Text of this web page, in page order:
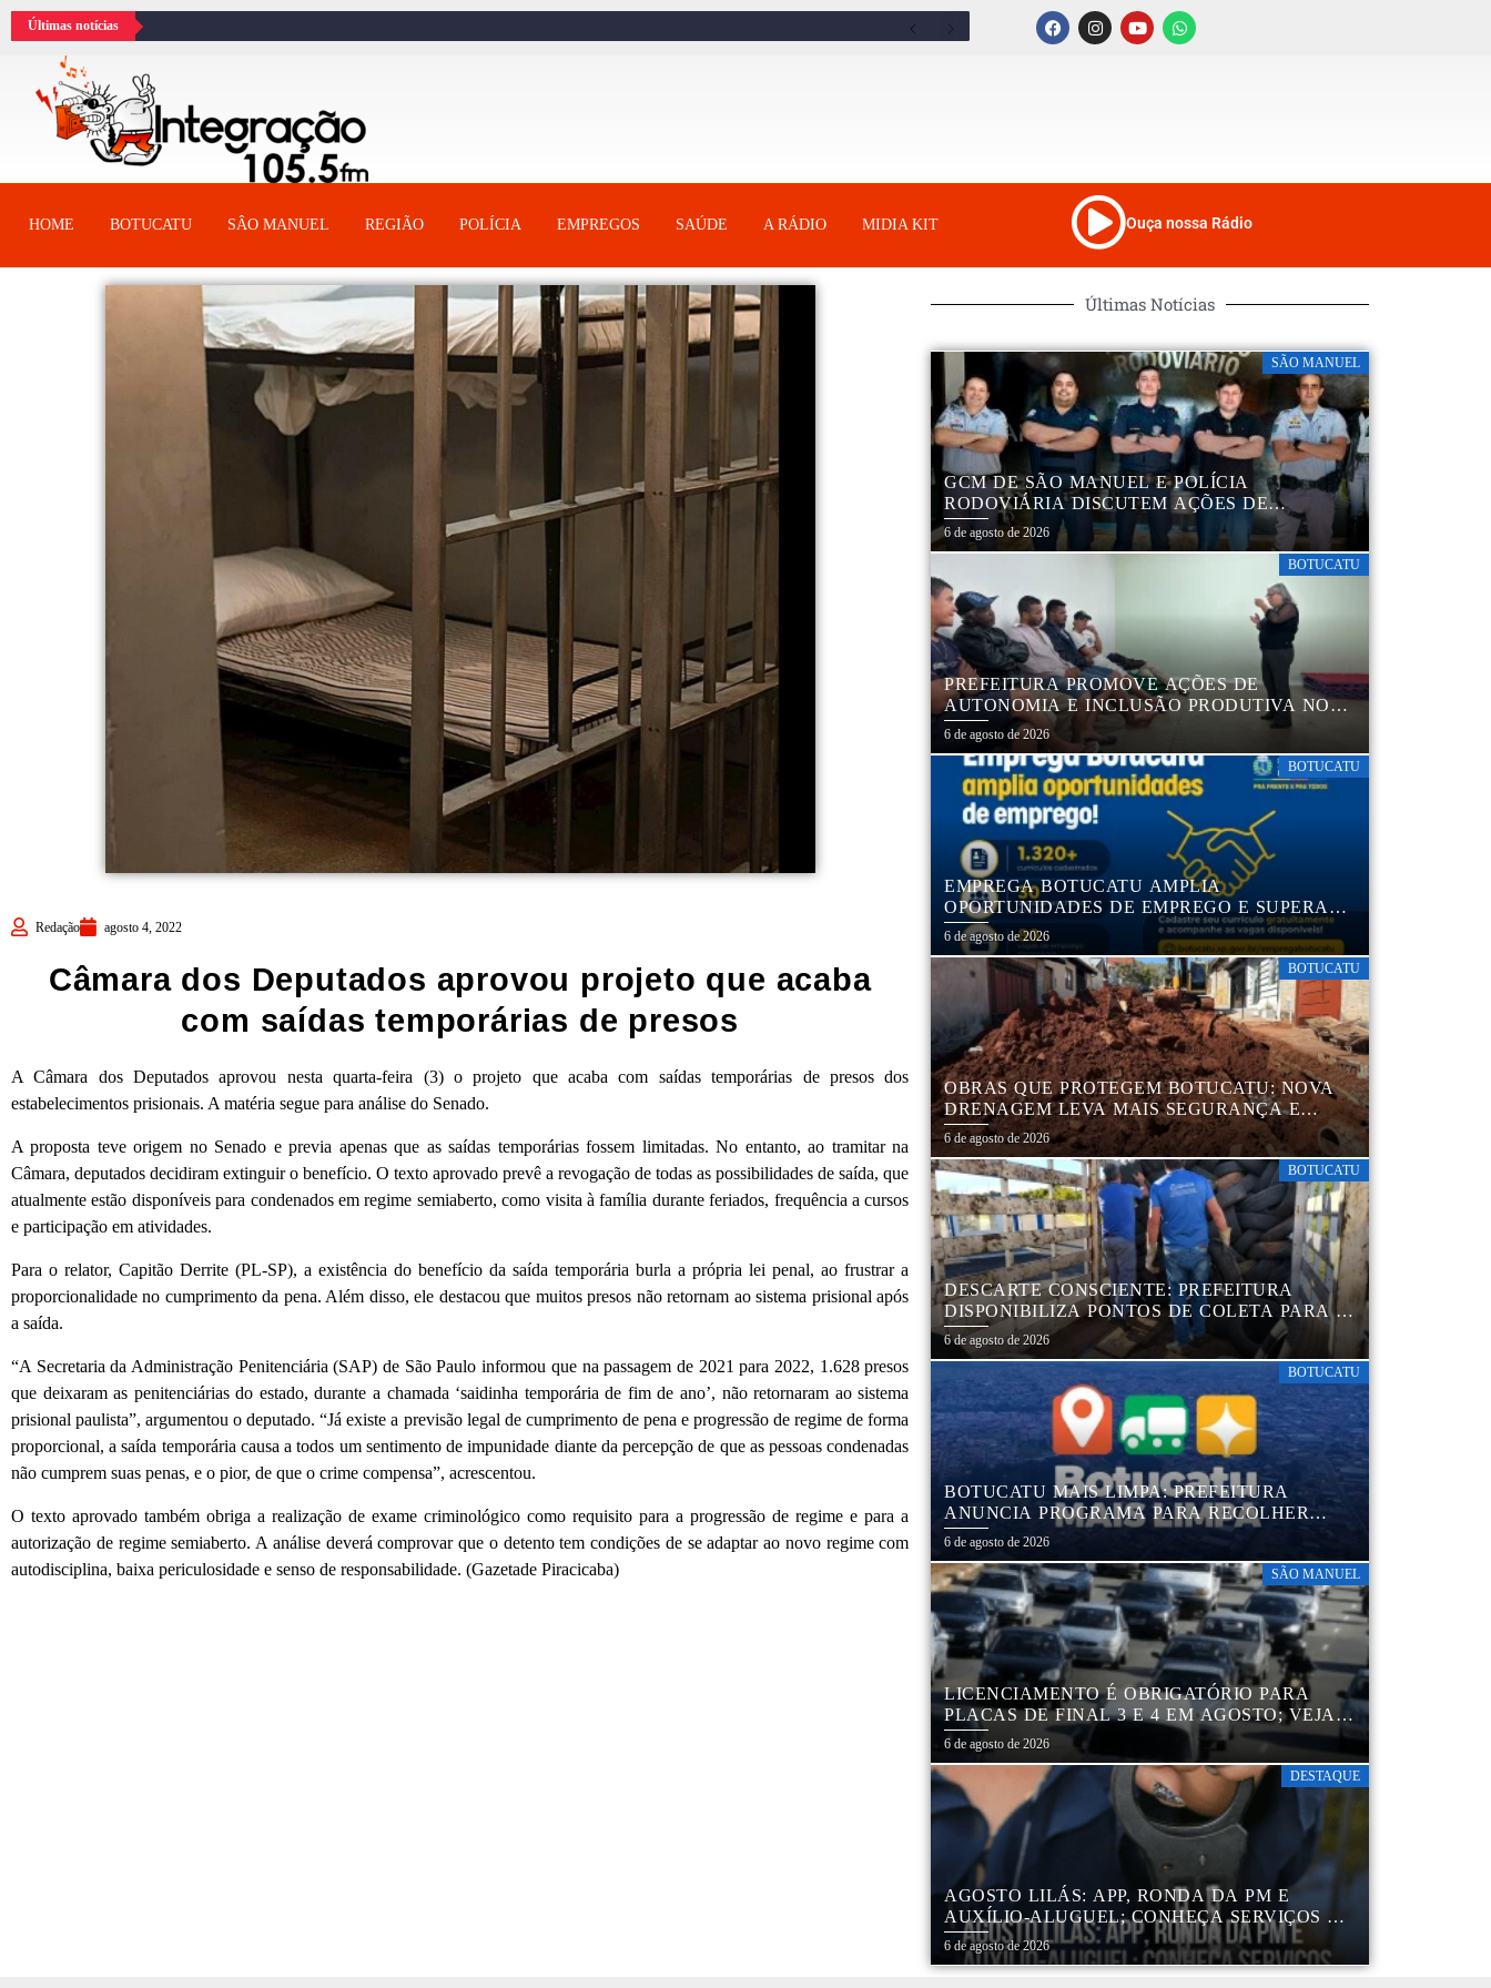
Últimas notícias
HOME BOTUCATU SÂO MANUEL REGIÃO POLÍCIA EMPREGOS SAÚDE A RÁDIO MIDIA KIT Ouça nossa Rádio
Redação agosto 4, 2022
Câmara dos Deputados aprovou projeto que acaba
com saídas temporárias de presos
A Câmara dos Deputados aprovou nesta quarta-feira (3) o projeto que acaba com saídas temporárias de presos dos
estabelecimentos prisionais. A matéria segue para análise do Senado.
A proposta teve origem no Senado e previa apenas que as saídas temporárias fossem limitadas. No entanto, ao tramitar na
Câmara, deputados decidiram extinguir o benefício. O texto aprovado prevê a revogação de todas as possibilidades de saída, que
atualmente estão disponíveis para condenados em regime semiaberto, como visita à família durante feriados, frequência a cursos
e participação em atividades.
Para o relator, Capitão Derrite (PL-SP), a existência do benefício da saída temporária burla a própria lei penal, ao frustrar a
proporcionalidade no cumprimento da pena. Além disso, ele destacou que muitos presos não retornam ao sistema prisional após
a saída.
“A Secretaria da Administração Penitenciária (SAP) de São Paulo informou que na passagem de 2021 para 2022, 1.628 presos
que deixaram as penitenciárias do estado, durante a chamada ‘saidinha temporária de fim de ano’, não retornaram ao sistema
prisional paulista”, argumentou o deputado. “Já existe a previsão legal de cumprimento de pena e progressão de regime de forma
proporcional, a saída temporária causa a todos um sentimento de impunidade diante da percepção de que as pessoas condenadas
não cumprem suas penas, e o pior, de que o crime compensa”, acrescentou.
O texto aprovado também obriga a realização de exame criminológico como requisito para a progressão de regime e para a
autorização de regime semiaberto. A análise deverá comprovar que o detento tem condições de se adaptar ao novo regime com
autodisciplina, baixa periculosidade e senso de responsabilidade. (Gazetade Piracicaba)
Últimas Notícias
SÃO MANUEL
GCM DE SÃO MANUEL E POLÍCIA
RODOVIÁRIA DISCUTEM AÇÕES DE
EDUCAÇÃO E SEGURANÇA NO TRÂNSITO
6 de agosto de 2026
BOTUCATU
PREFEITURA PROMOVE AÇÕES DE
AUTONOMIA E INCLUSÃO PRODUTIVA NO
CENTRO POP VIDA
6 de agosto de 2026
BOTUCATU
EMPREGA BOTUCATU AMPLIA
OPORTUNIDADES DE EMPREGO E SUPERA
1,3 MIL CURRÍCULOS CADASTRADOS
6 de agosto de 2026
BOTUCATU
OBRAS QUE PROTEGEM BOTUCATU: NOVA
DRENAGEM LEVA MAIS SEGURANÇA E
TRANQUILIDADE AOS MORADORES DA
COHAB 5
6 de agosto de 2026
BOTUCATU
DESCARTE CONSCIENTE: PREFEITURA
DISPONIBILIZA PONTOS DE COLETA PARA O
DESCARTE AMBIENTALMENTE CORRETO DE
PNEUS, GARANTINDO DESTINAÇÃO
ADEQUADA E PRESERVAÇÃO AMBIENTAL
6 de agosto de 2026
BOTUCATU
BOTUCATU MAIS LIMPA: PREFEITURA
ANUNCIA PROGRAMA PARA RECOLHER
MÓVEIS, PNEUS, COLCHÕES E OUTROS
MATERIAIS SEM USO
6 de agosto de 2026
SÃO MANUEL
LICENCIAMENTO É OBRIGATÓRIO PARA
PLACAS DE FINAL 3 E 4 EM AGOSTO; VEJA
CALENDÁRIO
6 de agosto de 2026
DESTAQUE
AGOSTO LILÁS: APP, RONDA DA PM E
AUXÍLIO-ALUGUEL; CONHEÇA SERVIÇOS DA
REDE DE PROTEÇÃO ÀS MULHERES NO
ESTADO DE SP
6 de agosto de 2026